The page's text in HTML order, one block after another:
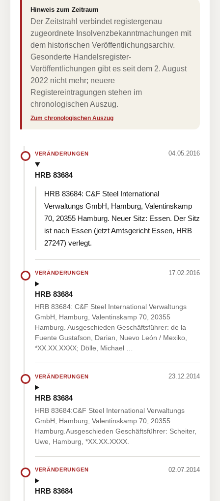
Hinweis zum Zeitraum
Der Zeitstrahl verbindet registergenau
zugeordnete Insolvenzbekanntmachungen mit
dem historischen Veröffentlichungsarchiv.
Gesonderte Handelsregister-
Veröffentlichungen gibt es seit dem 2. August
2022 nicht mehr; neuere
Registereintragungen stehen im
chronologischen Auszug.
Zum chronologischen Auszug
VERÄNDERUNGEN 04.05.2016
HRB 83684
HRB 83684: C&F Steel International
Verwaltungs GmbH, Hamburg, Valentinskamp
70, 20355 Hamburg. Neuer Sitz: Essen. Der Sitz
ist nach Essen (jetzt Amtsgericht Essen, HRB
27247) verlegt.
VERÄNDERUNGEN 17.02.2016
HRB 83684
HRB 83684: C&F Steel International Verwaltungs
GmbH, Hamburg, Valentinskamp 70, 20355
Hamburg. Ausgeschieden Geschäftsführer: de la
Fuente Gustafson, Darian, Nuevo León / Mexiko,
*XX.XX.XXXX; Dölle, Michael …
VERÄNDERUNGEN 23.12.2014
HRB 83684
HRB 83684:C&F Steel International Verwaltungs
GmbH, Hamburg, Valentinskamp 70, 20355
Hamburg.Ausgeschieden Geschäftsführer: Scheiter,
Uwe, Hamburg, *XX.XX.XXXX.
VERÄNDERUNGEN 02.07.2014
HRB 83684